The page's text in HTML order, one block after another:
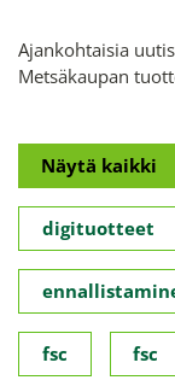
Ajankohtaisia
Metsäkaupan
Näytä kaikki
digituotteet
fsc fsc